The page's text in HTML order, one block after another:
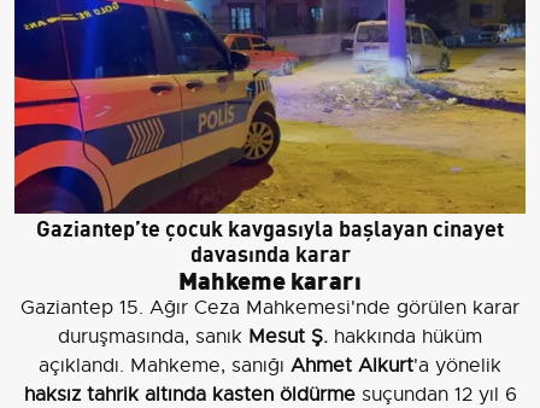
Gaziantep’te çocuk kavgasıyla başlayan cinayet
davasında karar
Mahkeme kararı
Gaziantep 15. Ağır Ceza Mahkemesi'nde görülen karar
duruşmasında, sanık Mesut Ş. hakkında hüküm
açıklandı. Mahkeme, sanığı Ahmet Alkurt'a yönelik
haksız tahrik altında kasten öldürmesuçundan 12 yıl 6